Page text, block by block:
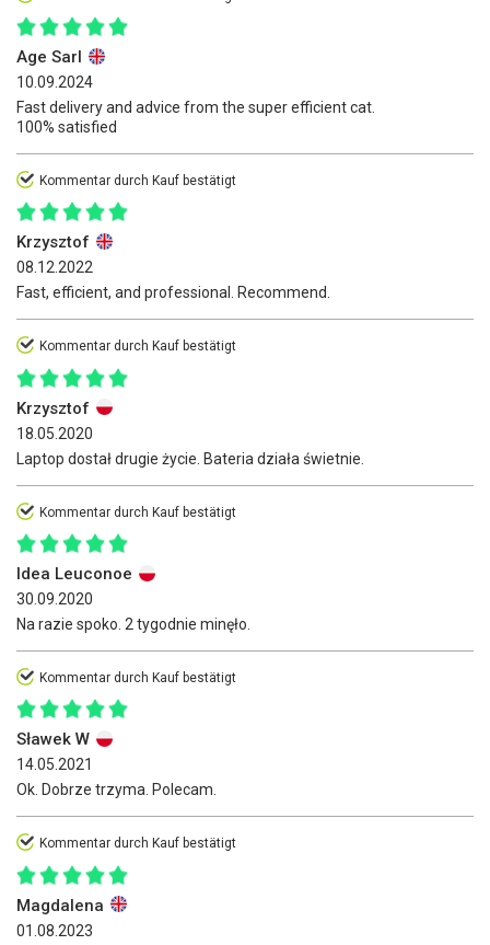
Age Sarl
10.09.2024
Fast delivery and advice from the super efficient cat.
100% satisfied
Kommentar durch Kauf bestätigt
Krzysztof
08.12.2022
Fast, efficient, and professional. Recommend.
Kommentar durch Kauf bestätigt
Krzysztof
18.05.2020
Laptop dostał drugie życie. Bateria działa świetnie.
Kommentar durch Kauf bestätigt
Idea Leuconoe
30.09.2020
Na razie spoko. 2 tygodnie minęło.
Kommentar durch Kauf bestätigt
Sławek W
14.05.2021
Ok. Dobrze trzyma. Polecam.
Kommentar durch Kauf bestätigt
Magdalena
01.08.2023